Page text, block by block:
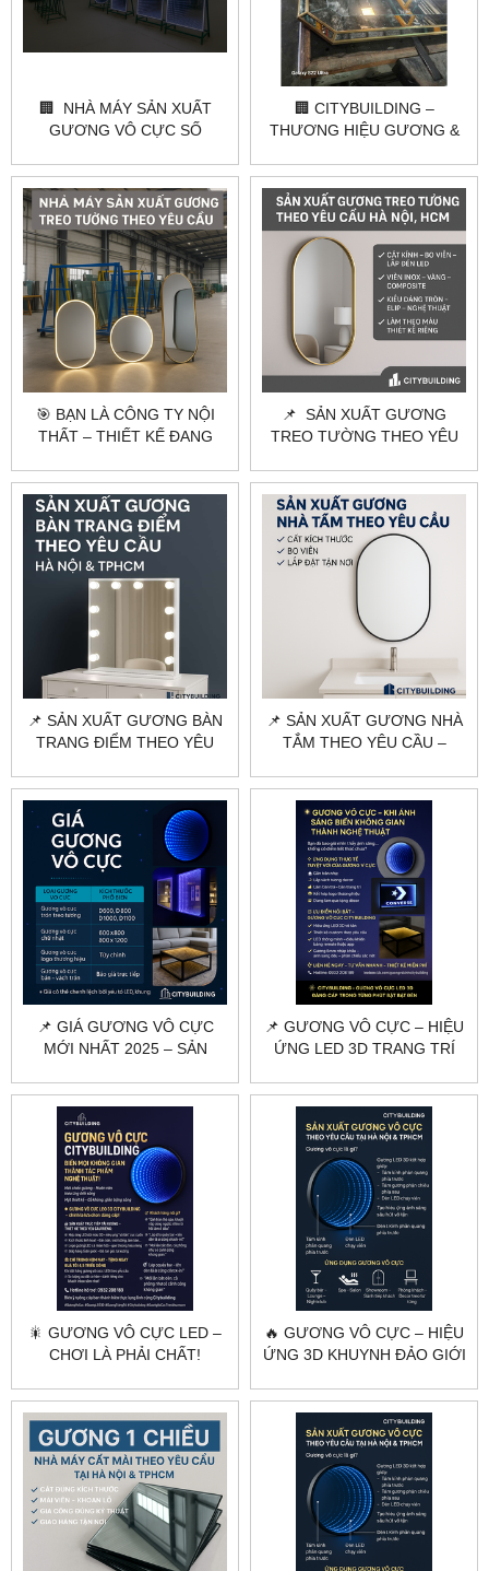
🏢 NHÀ MÁY SẢN XUẤT
GƯƠNG VÔ CỰC SỐ
CẦU – CITYBUILDING
🏢 CITYBUILDING –
THƯƠNG HIỆU GƯƠNG &
🏢
🎯 BẠN LÀ CÔNG TY NỘI
THẤT – THIẾT KẾ ĐANG
XUẤT GƯƠNG THEO YÊU
CẦU?
📌 SẢN XUẤT GƯƠNG
TREO TƯỜNG THEO YÊU
CITYBUILDING
📌 SẢN XUẤT GƯƠNG BÀN
TRANG ĐIỂM THEO YÊU
CITYBUILDING
📌 SẢN XUẤT GƯƠNG NHÀ
TẮM THEO YÊU CẦU –
THƯỚC – MẪU MÃ ĐA
DẠNG
📌 GIÁ GƯƠNG VÔ CỰC
MỚI NHẤT 2025 – SẢN
CITYBUILDING
📌 GƯƠNG VÔ CỰC – HIỆU
ỨNG LED 3D TRANG TRÍ
🎇 GƯƠNG VÔ CỰC LED –
CHƠI LÀ PHẢI CHẤT!
🔥 GƯƠNG VÔ CỰC – HIỆU
ỨNG 3D KHUYNH ĐẢO GIỚI